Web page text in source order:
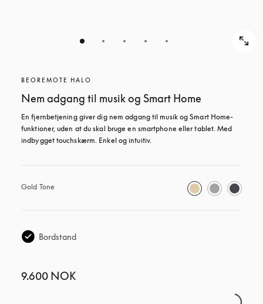
BEOREMOTE HALO
Nem adgang til musik og Smart Home
En fjernbetjening giver dig nem adgang til musik og Smart Home-
funktioner, uden at du skal bruge en smartphone eller tablet. Med
indbygget touchskærm. Enkel og intuitiv.
Gold Tone
Bordstand
9.600 NOK